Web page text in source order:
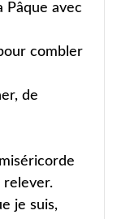
Pâque avec
combler
de
relever.
je suis,